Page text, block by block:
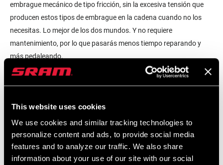
This website uses cookies
We use cookies and similar tracking technologies to
personalize content and ads, to provide social media
features and to analyze our traffic. We also share
information about your use of our site with our social
embrague mecánico de tipo fricción, sin la excesiva tensión que
producen estos tipos de embrague en la cadena cuando no los
necesitas. Lo mejor de los dos mundos. Y no requiere
mantenimiento, por lo que pasarás menos tiempo reparando y
más pedaleando.